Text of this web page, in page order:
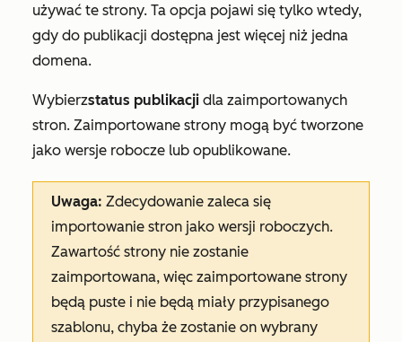
używać te strony. Ta opcja pojawi się tylko wtedy,
gdy do publikacji dostępna jest więcej niż jedna
domena.
Wybierzstatus publikacji dla zaimportowanych
stron. Zaimportowane strony mogą być tworzone
jako wersje robocze lub opublikowane.
Uwaga: Zdecydowanie zaleca się
importowanie stron jako wersji roboczych.
Zawartość strony nie zostanie
zaimportowana, więc zaimportowane strony
będą puste i nie będą miały przypisanego
szablonu, chyba że zostanie on wybrany